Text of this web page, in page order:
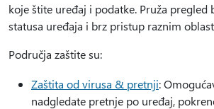
koje štite uređaj i podatke. Pruža pregled
statusa uređaja i brz pristup raznim
Područja zaštite su:
Zaštita od virusa & pretnji:
nadgledate pretnje po uređaj,